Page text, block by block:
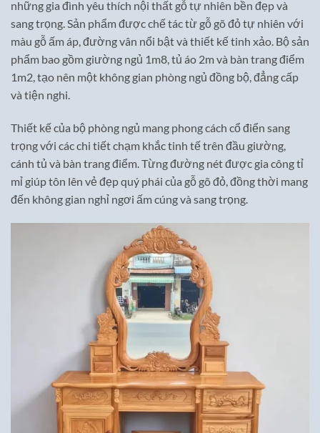
những gia đình yêu thích nội thất gỗ tự nhiên bền đẹp và
sang trọng. Sản phẩm được chế tác từ gỗ gõ đỏ tự nhiên với
màu gỗ ấm áp, đường vân nổi bật và thiết kế tinh xảo. Bộ sản
phẩm bao gồm giường ngủ 1m8, tủ áo 2m và bàn trang điểm
1m2, tạo nên một không gian phòng ngủ đồng bộ, đẳng cấp
và tiện nghi.
Thiết kế của bộ phòng ngủ mang phong cách cổ điển sang
trọng với các chi tiết chạm khắc tinh tế trên đầu giường,
cánh tủ và bàn trang điểm. Từng đường nét được gia công tỉ
mỉ giúp tôn lên vẻ đẹp quý phái của gỗ gõ đỏ, đồng thời mang
đến không gian nghỉ ngơi ấm cúng và sang trọng.